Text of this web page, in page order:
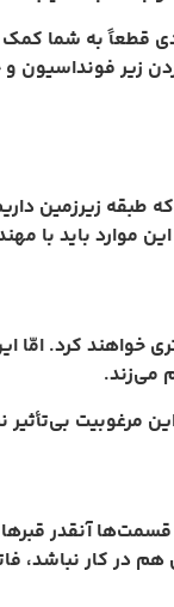
به شما کمک
زیر
طبقه زیرزمین
موارد باید با
خواهند کرد.
می‌زند.
مرغوبیت
آنقدر
در کار نباشد،